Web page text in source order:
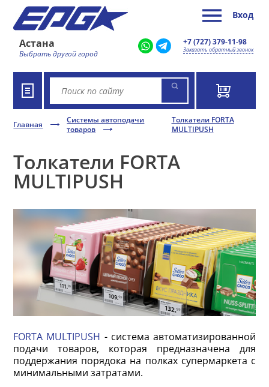
Вход
Астана
Выбрать другой город
+7 (727) 379-11-98
Заказать обратный звонок
Главная
Системы автоподачи
товаров
Толкатели FORTA
MULTIPUSH
Толкатели FORTA
MULTIPUSH
FORTA MULTIPUSH - система автоматизированной
подачи товаров, которая предназначена для
поддержания порядока на полках супермаркета с
минимальными затратами.